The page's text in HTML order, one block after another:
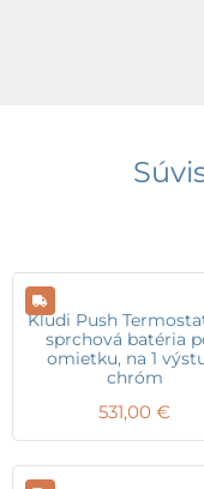
Kludi Push
sprchová batéria
omietku, na 1
chróm
531,00 €